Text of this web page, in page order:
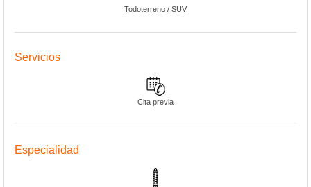
Todoterreno / SUV
Servicios
Cita previa
Especialidad